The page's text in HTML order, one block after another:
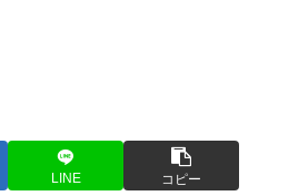
LINE コピー